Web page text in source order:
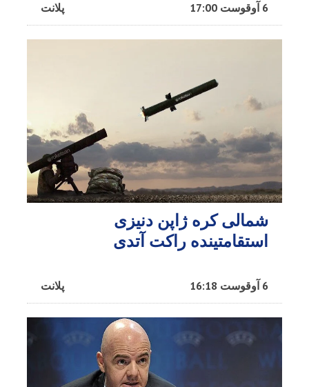
پلانت 6 آوقوست 17:00
شمالی کره ژاپن دنیزی
استقامتینده راکت آتدی
پلانت 6 آوقوست 16:18